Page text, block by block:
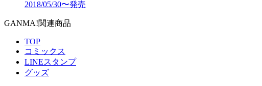
2018/05/30〜発売
GANMA!関連商品
TOP
コミックス
LINEスタンプ
グッズ